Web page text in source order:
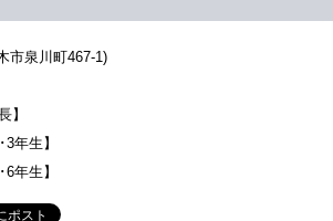
市泉川町467-1)
】
年生】
年生】